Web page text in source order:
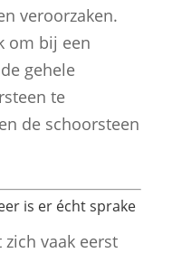
veroorzaken.
om bij een
gehele
te
de schoorsteen
is er écht sprake
vaak eerst